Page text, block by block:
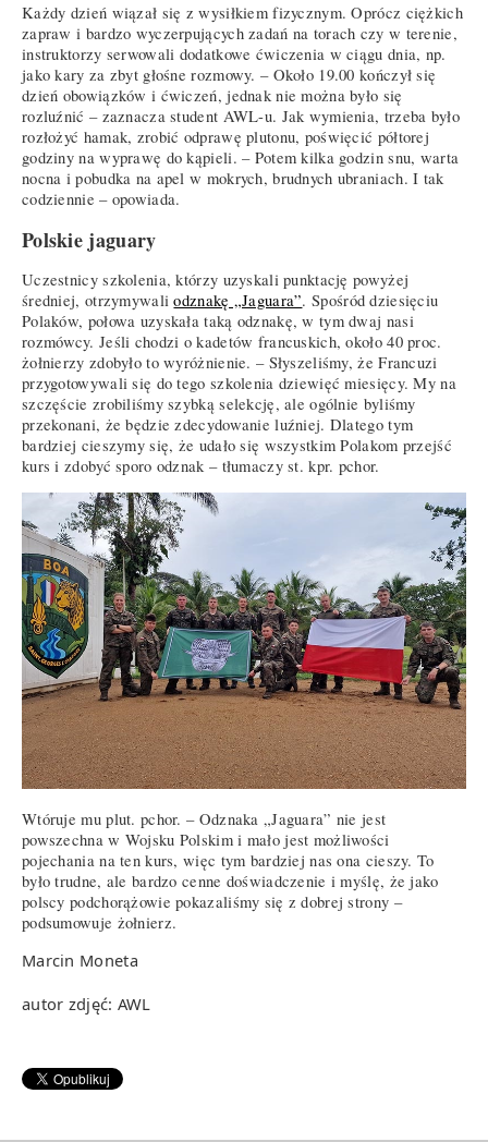
Każdy dzień wiązał się z wysiłkiem fizycznym. Oprócz ciężkich
zapraw i bardzo wyczerpujących zadań na torach czy w terenie,
instruktorzy serwowali dodatkowe ćwiczenia w ciągu dnia, np.
jako kary za zbyt głośne rozmowy. – Około 19.00 kończył się
dzień obowiązków i ćwiczeń, jednak nie można było się
rozluźnić – zaznacza student AWL-u. Jak wymienia, trzeba było
rozłożyć hamak, zrobić odprawę plutonu, poświęcić półtorej
godziny na wyprawę do kąpieli. – Potem kilka godzin snu, warta
nocna i pobudka na apel w mokrych, brudnych ubraniach. I tak
codziennie – opowiada.
Polskie jaguary
Uczestnicy szkolenia, którzy uzyskali punktację powyżej
średniej, otrzymywaliodznakę „Jaguara”. Spośród dziesięciu
Polaków, połowa uzyskała taką odznakę, w tym dwaj nasi
rozmówcy. Jeśli chodzi o kadetów francuskich, około 40 proc.
żołnierzy zdobyło to wyróżnienie. – Słyszeliśmy, że Francuzi
przygotowywali się do tego szkolenia dziewięć miesięcy. My na
szczęście zrobiliśmy szybką selekcję, ale ogólnie byliśmy
przekonani, że będzie zdecydowanie luźniej. Dlatego tym
bardziej cieszymy się, że udało się wszystkim Polakom przejść
kurs i zdobyć sporo odznak – tłumaczy st. kpr. pchor.
Wtóruje mu plut. pchor. – Odznaka „Jaguara” nie jest
powszechna w Wojsku Polskim i mało jest możliwości
pojechania na ten kurs, więc tym bardziej nas ona cieszy. To
było trudne, ale bardzo cenne doświadczenie i myślę, że jako
polscy podchorążowie pokazaliśmy się z dobrej strony –
podsumowuje żołnierz.
Marcin Moneta
autor zdjęć: AWL